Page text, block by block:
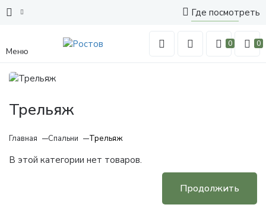
Где посмотреть
Меню
0 0
Трельяж
Главная Спальни Трельяж
В этой категории нет товаров.
Продолжить